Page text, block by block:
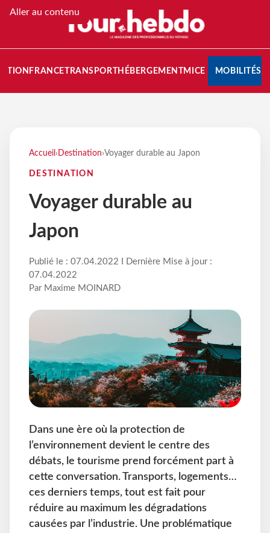
Aller au contenu
FRANCETRANSPORT HÉBERGEMENTMICE MOBILITÉS
Accueil › Destination›Voyager durable au Japon
DESTINATION
Voyager durable au
Japon
Publié le : 07.04.2022 I Dernière Mise à jour :
07.04.2022
Par Maxime MOINARD
Dans une ère où la protection de
l’environnement devient le centre des
débats, le tourisme prend forcément part à
cette conversation. Transports, logements…
ces derniers temps, tout est fait pour
réduire au maximum les dégradations
causées par l’industrie. Une problématique